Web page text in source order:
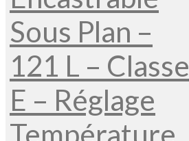
Sous Plan –
121 L – Classe
E – Réglage